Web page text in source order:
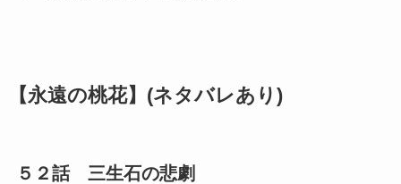
【永遠の桃花】(ネタバレあり)
５２話 三生石の悲劇